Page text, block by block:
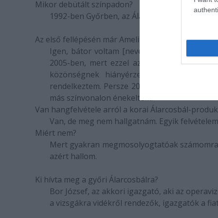
Mikor debütált színpadon?
1992-ben Győrben, az Álarcosbál
Az első fellépésén már Ameliát énekelt?
Igen, bátor voltam [nevet]
. Akkor csak
2005-ben, mert ezzel azért tényleg várni
közönségnek hiányérzete. Csak olyan
rendelkeztem. Persze 2005-ben, amikor az
más színvonalon énekeltem.
Van hangfelvétele arról a korai Álarcosbál-
Van, de meg nem hallgatnám. Egyik
Miért nem?
Mert gyakran megmosolyogtatóak
azért hallom.
Ki hívta meg a győri Álarcosbálra?
Bor József, az akkori igazgató, aki az
a vizsgákra vidékről rendezők, igazgatók a